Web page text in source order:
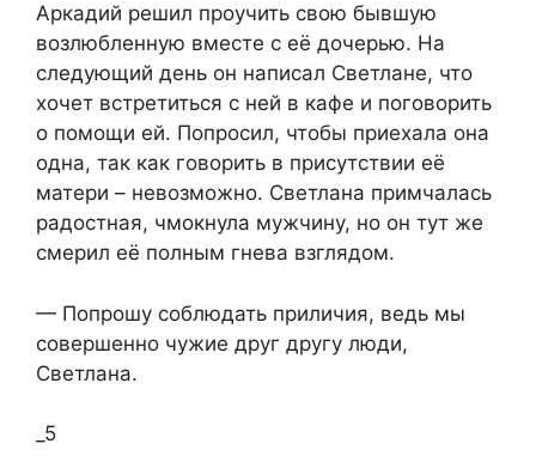
Аркадий решил проучить свою бывшую
возлюбленную вместе с её дочерью. На
следующий день он написал Светлане, что
хочет встретиться с ней в кафе и поговорить
о помощи ей. Попросил, чтобы приехала она
одна, так как говорить в присутствии её
матери – невозможно. Светлана примчалась
радостная, чмокнула мужчину, но он тут же
смерил её полным гнева взглядом.
— Попрошу соблюдать приличия, ведь мы
совершенно чужие друг другу люди,
Светлана.
_5